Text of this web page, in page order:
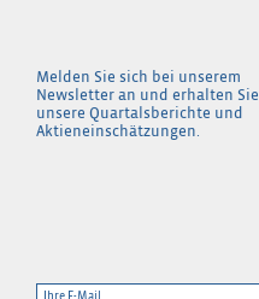
Melden Sie sich bei unserem
Newsletter an und erhalten Sie
unsere Quartalsberichte und
Aktieneinschätzungen.